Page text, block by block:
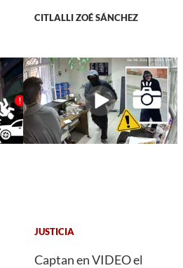
CITLALLI ZOÉ SÁNCHEZ
JUSTICIA
Captan en VIDEO el